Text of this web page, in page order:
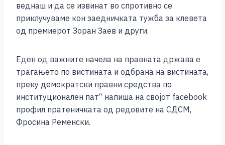
веднаш и да се извинат во спротивно се
приклучуваме кон заедничката тужба за клевета
од премиерот Зоран Заев и други.
Еден од важните начела на правната држава е
трагањето по вистината и одбрана на вистината,
преку демократски правни средства по
институционален пат“ напиша на својот facebook
профил пратеничката од редовите на СДСМ,
Фросина Ременски.